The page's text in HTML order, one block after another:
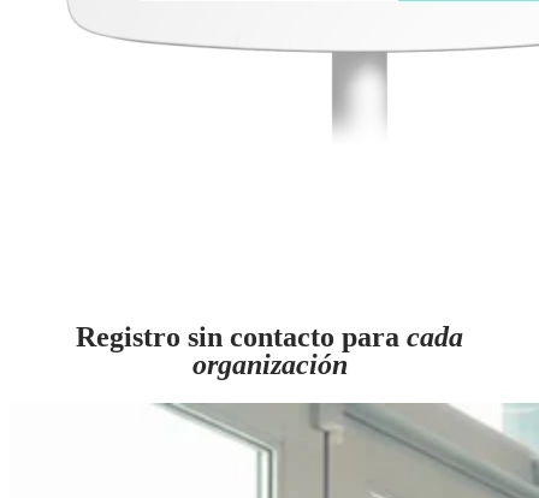
Registro sin contacto para cada
organización